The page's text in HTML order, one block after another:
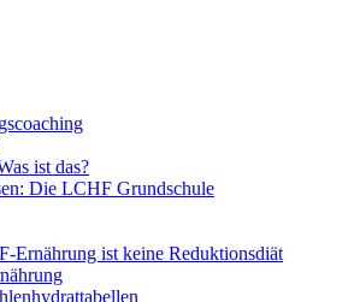
ist das?
Die LCHF Grundschule
Ernährung ist keine Reduktionsdiät